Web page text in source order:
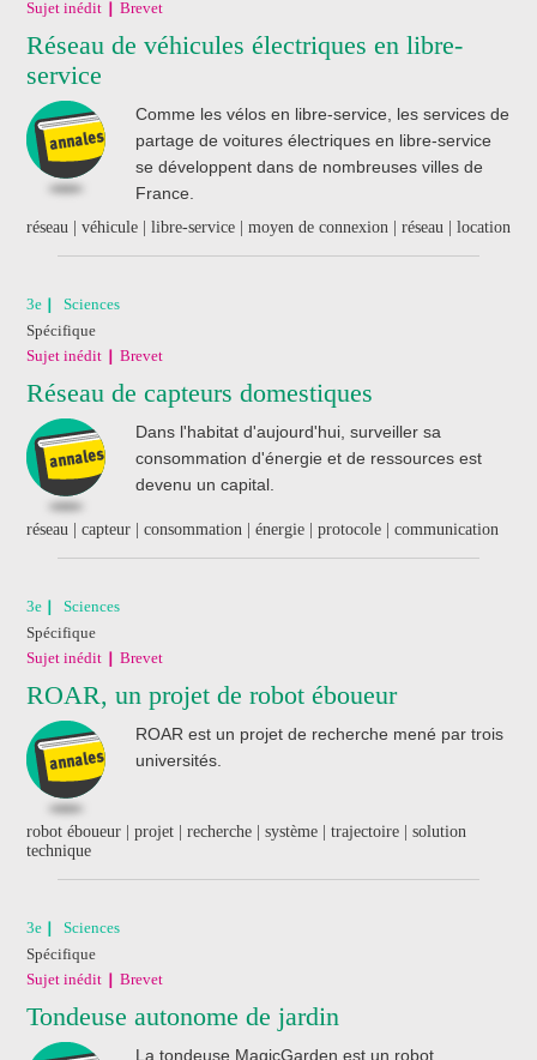
Nathan
Sujet inédit Brevet
Réseau de véhicules électriques en libre-
service
Comme les vélos en libre-service, les services de
partage de voitures électriques en libre-service
se développent dans de nombreuses villes de
France.
réseau | véhicule | libre-service | moyen de connexion | réseau | location
3e
Sciences
Spécifique
Sujet inédit
Brevet
Réseau de capteurs domestiques
Dans l'habitat d'aujourd'hui, surveiller sa
consommation d'énergie et de ressources est
devenu un capital.
réseau | capteur | consommation | énergie | protocole | communication
3e
Sciences
Spécifique
Sujet inédit
Brevet
ROAR, un projet de robot éboueur
ROAR est un projet de recherche mené par trois
universités.
robot éboueur | projet | recherche | système | trajectoire | solution
technique
3e
Sciences
Spécifique
Sujet inédit
Brevet
Tondeuse autonome de jardin
La tondeuse MagicGarden est un robot